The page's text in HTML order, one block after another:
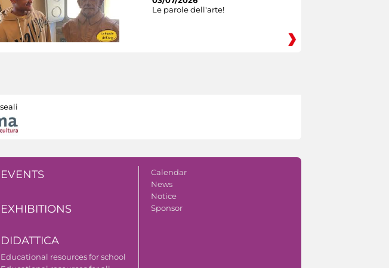
Le parole dell'arte!
EVENTS
EXHIBITIONS
DIDATTICA
Educational resources for school
Calendar
News
Notice
Sponsor